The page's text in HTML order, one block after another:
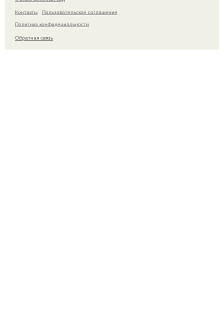
Контакты
Пользовательское соглашение
Политика конфидециальности
Обратная связь